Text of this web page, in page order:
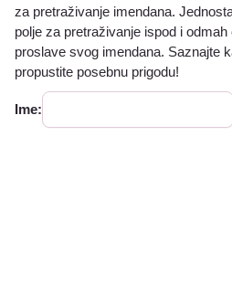
za pretraživanje imendana.
polje za pretraživanje ispod i
proslave svog imendana. Saznajte
propustite posebnu prigodu!
Ime: